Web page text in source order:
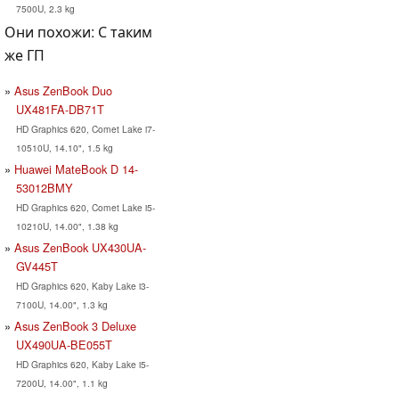
7500U, 2.3 kg
Они похожи: С таким
же ГП
Asus ZenBook Duo
UX481FA-DB71T
HD Graphics 620, Comet Lake i7-
10510U, 14.10", 1.5 kg
Huawei MateBook D 14-
53012BMY
HD Graphics 620, Comet Lake i5-
10210U, 14.00", 1.38 kg
Asus ZenBook UX430UA-
GV445T
HD Graphics 620, Kaby Lake i3-
7100U, 14.00", 1.3 kg
Asus ZenBook 3 Deluxe
UX490UA-BE055T
HD Graphics 620, Kaby Lake i5-
7200U, 14.00", 1.1 kg